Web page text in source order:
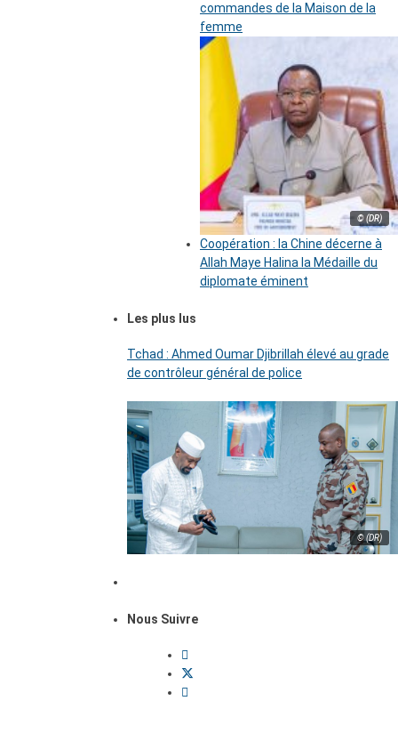
commandes de la Maison de la
femme
© (DR)
Coopération : la Chine décerne à
Allah Maye Halina la Médaille du
diplomate éminent
Les plus lus
Tchad : Ahmed Oumar Djibrillah élevé au grade
de contrôleur général de police
© (DR)
Nous Suivre